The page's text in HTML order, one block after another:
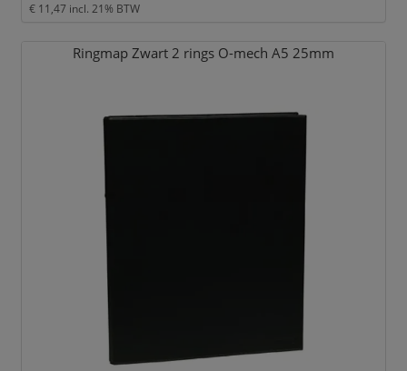
€ 11,47 incl. 21% BTW
Ringmap Zwart 2 rings O-mech A5 25mm